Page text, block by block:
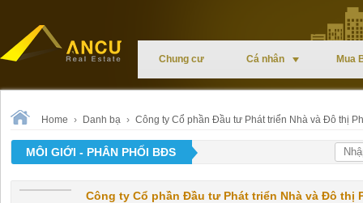
Chung cư Cá nhân Mua
Home › Danh bạ › Công ty Cổ phần Đầu tư Phát triển Nhà và Đô thị
MÔI GIỚI - PHÂN PHỐI BĐS
Công ty Cổ phần Đầu tư Phát triển Nhà và Đô thị